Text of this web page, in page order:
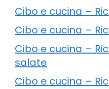
Cibo e cucina –
Cibo e cucina –
Cibo e cucina –
salate
Cibo e cucina –